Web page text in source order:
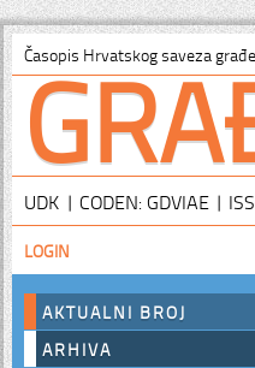
Časopis Hrvatskog saveza
UDK | CODEN: GDVIAE |
LOGIN
AKTUALNI BROJ
ARHIVA